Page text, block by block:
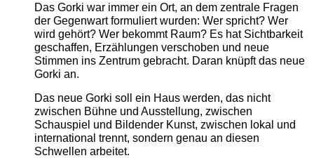
Das Gorki war immer ein Ort, an dem zentrale Fragen
der Gegenwart formuliert wurden: Wer spricht? Wer
wird gehört? Wer bekommt Raum? Es hat Sichtbarkeit
geschaffen, Erzählungen verschoben und neue
Stimmen ins Zentrum gebracht. Daran knüpft das neue
Gorki an.
Das neue Gorki soll ein Haus werden, das nicht
zwischen Bühne und Ausstellung, zwischen
Schauspiel und Bildender Kunst, zwischen lokal und
international trennt, sondern genau an diesen
Schwellen arbeitet.